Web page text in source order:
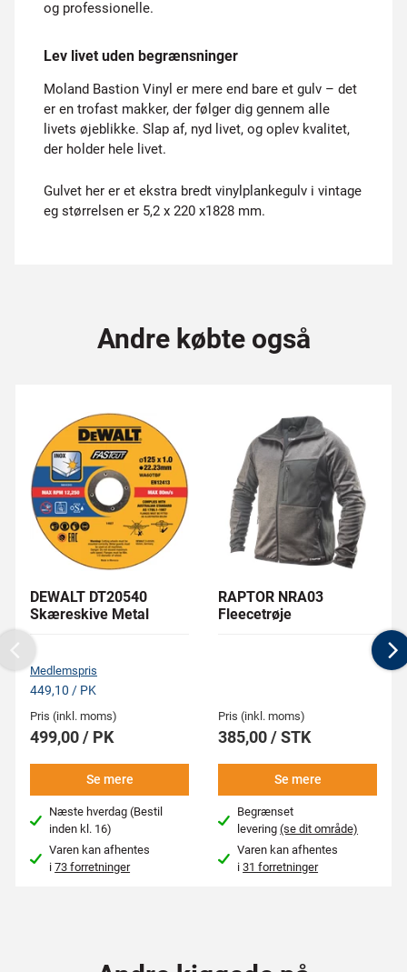
og professionelle.
Lev livet uden begrænsninger
Moland Bastion Vinyl er mere end bare et gulv – det
er en trofast makker, der følger dig gennem alle
livets øjeblikke. Slap af, nyd livet, og oplev kvalitet,
der holder hele livet.
Gulvet her er et ekstra bredt vinylplankegulv i vintage
eg størrelsen er 5,2 x 220 x1828 mm.
Andre købte også
DEWALT DT20540
Skæreskive Metal
Medlemspris
449,10 / PK
Pris (inkl. moms)
499,00 / PK
Se mere
Næste hverdag (Bestil
inden kl. 16)
Varen kan afhentes
i73 forretninger
RAPTOR NRA03
Fleecetrøje
Pris (inkl. moms)
385,00 / STK
Se mere
Begrænset
levering(se dit område)
Varen kan afhentes
i31 forretninger
Previous